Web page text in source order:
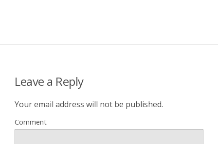
Leave a Reply
Your email address will not be published.
Comment